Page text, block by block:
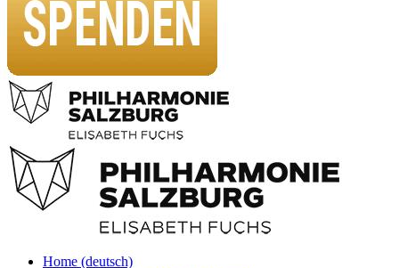
Home (deutsch)